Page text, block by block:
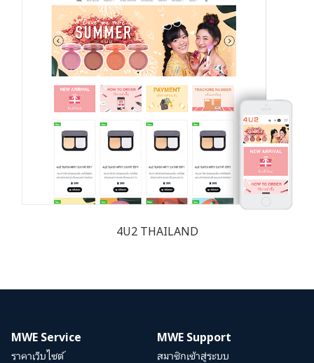
4U2 THAILAND
MWE Service
ราคาเว็บไซต์
MWE Support
สมาชิกเข้าสู่ระบบ